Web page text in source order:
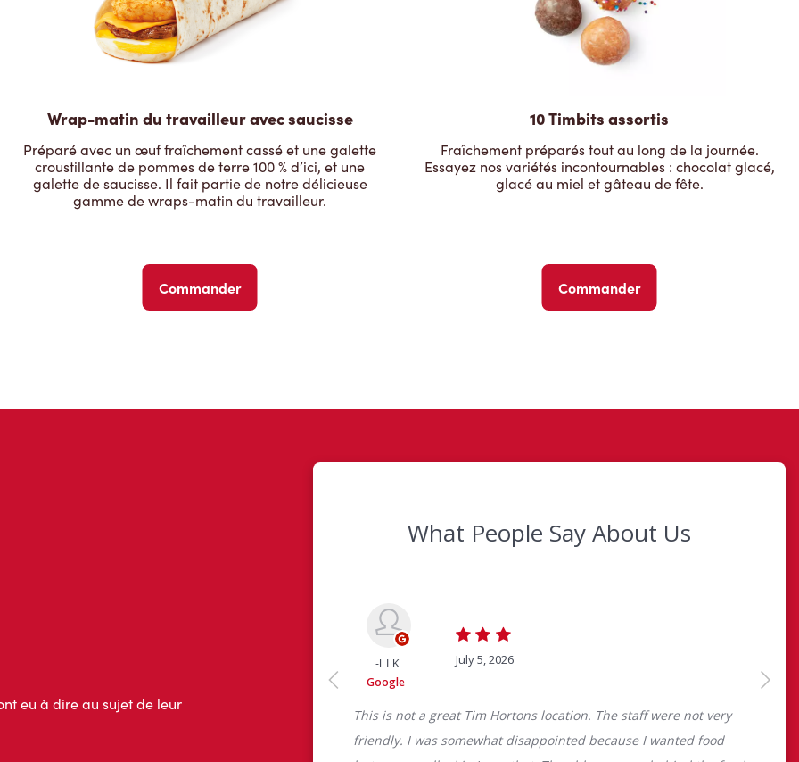
Wrap-matin du travailleur avec saucisse
Préparé avec un œuf fraîchement cassé et une galette
croustillante de pommes de terre 100 % d’ici, et une
galette de saucisse. Il fait partie de notre délicieuse
gamme de wraps-matin du travailleur.
Commander
10 Timbits assortis
Fraîchement préparés tout au long de la journée.
Essayez nos variétés incontournables : chocolat glacé,
glacé au miel et gâteau de fête.
Commander